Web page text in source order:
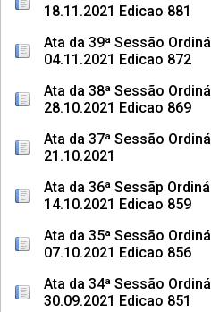
18.11.2021 Edicao 881
Ata da 39ª Sessão
04.11.2021 Edicao 872
Ata da 38ª Sessão
28.10.2021 Edicao 869
Ata da 37ª Sessão
21.10.2021
Ata da 36ª Sessãp
14.10.2021 Edicao 859
Ata da 35ª Sessão
07.10.2021 Edicao 856
Ata da 34ª Sessão
30.09.2021 Edicao 851